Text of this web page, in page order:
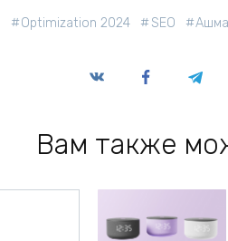
Optimization 2024 SEO
Вам также